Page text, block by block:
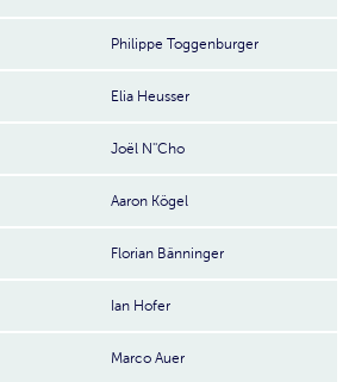
Philippe Toggenburger
Elia Heusser
Joël N''Cho
Aaron Kögel
Florian Bänninger
Ian Hofer
Marco Auer